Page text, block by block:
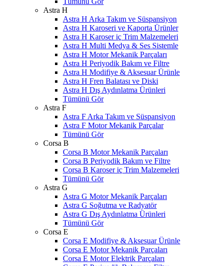
Astra H
Astra H Arka Takım ve Süspansiyon
Astra H Karoseri ve Kaporta Ürünler
Astra H Karoser iç Trim Malzemeleri
Astra H Multi Medya & Ses Sistemle
Astra H Motor Mekanik Parçaları
Astra H Periyodik Bakım ve Filtre
Astra H Modifiye & Aksesuar Ürünle
Astra H Fren Balatası ve Diski
Astra H Dış Aydınlatma Ürünleri
Tümünü Gör
Astra F
Astra F Arka Takım ve Süspansiyon
Astra F Motor Mekanik Parçalar
Tümünü Gör
Corsa B
Corsa B Motor Mekanik Parçaları
Corsa B Periyodik Bakım ve Filtre
Corsa B Karoser iç Trim Malzemeleri
Tümünü Gör
Astra G
Astra G Motor Mekanik Parçaları
Astra G Soğutma ve Radyatör
Astra G Dış Aydınlatma Ürünleri
Tümünü Gör
Corsa E
Corsa E Modifiye & Aksesuar Ürünle
Corsa E Motor Mekanik Parçaları
Corsa E Motor Elektrik Parçaları